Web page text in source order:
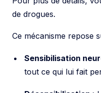
de drogues.
Ce mécanisme repose
tout ce qui lui fait